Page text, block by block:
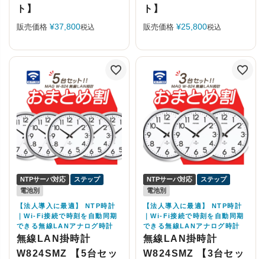
ト】
販売価格 ¥37,800税込
ト】
販売価格 ¥25,800税込
NTPサーバ対応
ステップ
電池別
【法人導入に最適】 NTP時計
｜Wi-Fi接続で時刻を自動同期
できる無線LANアナログ時計
無線LAN掛時計
W824SMZ 【5台セッ
NTPサーバ対応
ステップ
電池別
【法人導入に最適】 NTP時計
｜Wi-Fi接続で時刻を自動同期
できる無線LANアナログ時計
無線LAN掛時計
W824SMZ 【3台セッ